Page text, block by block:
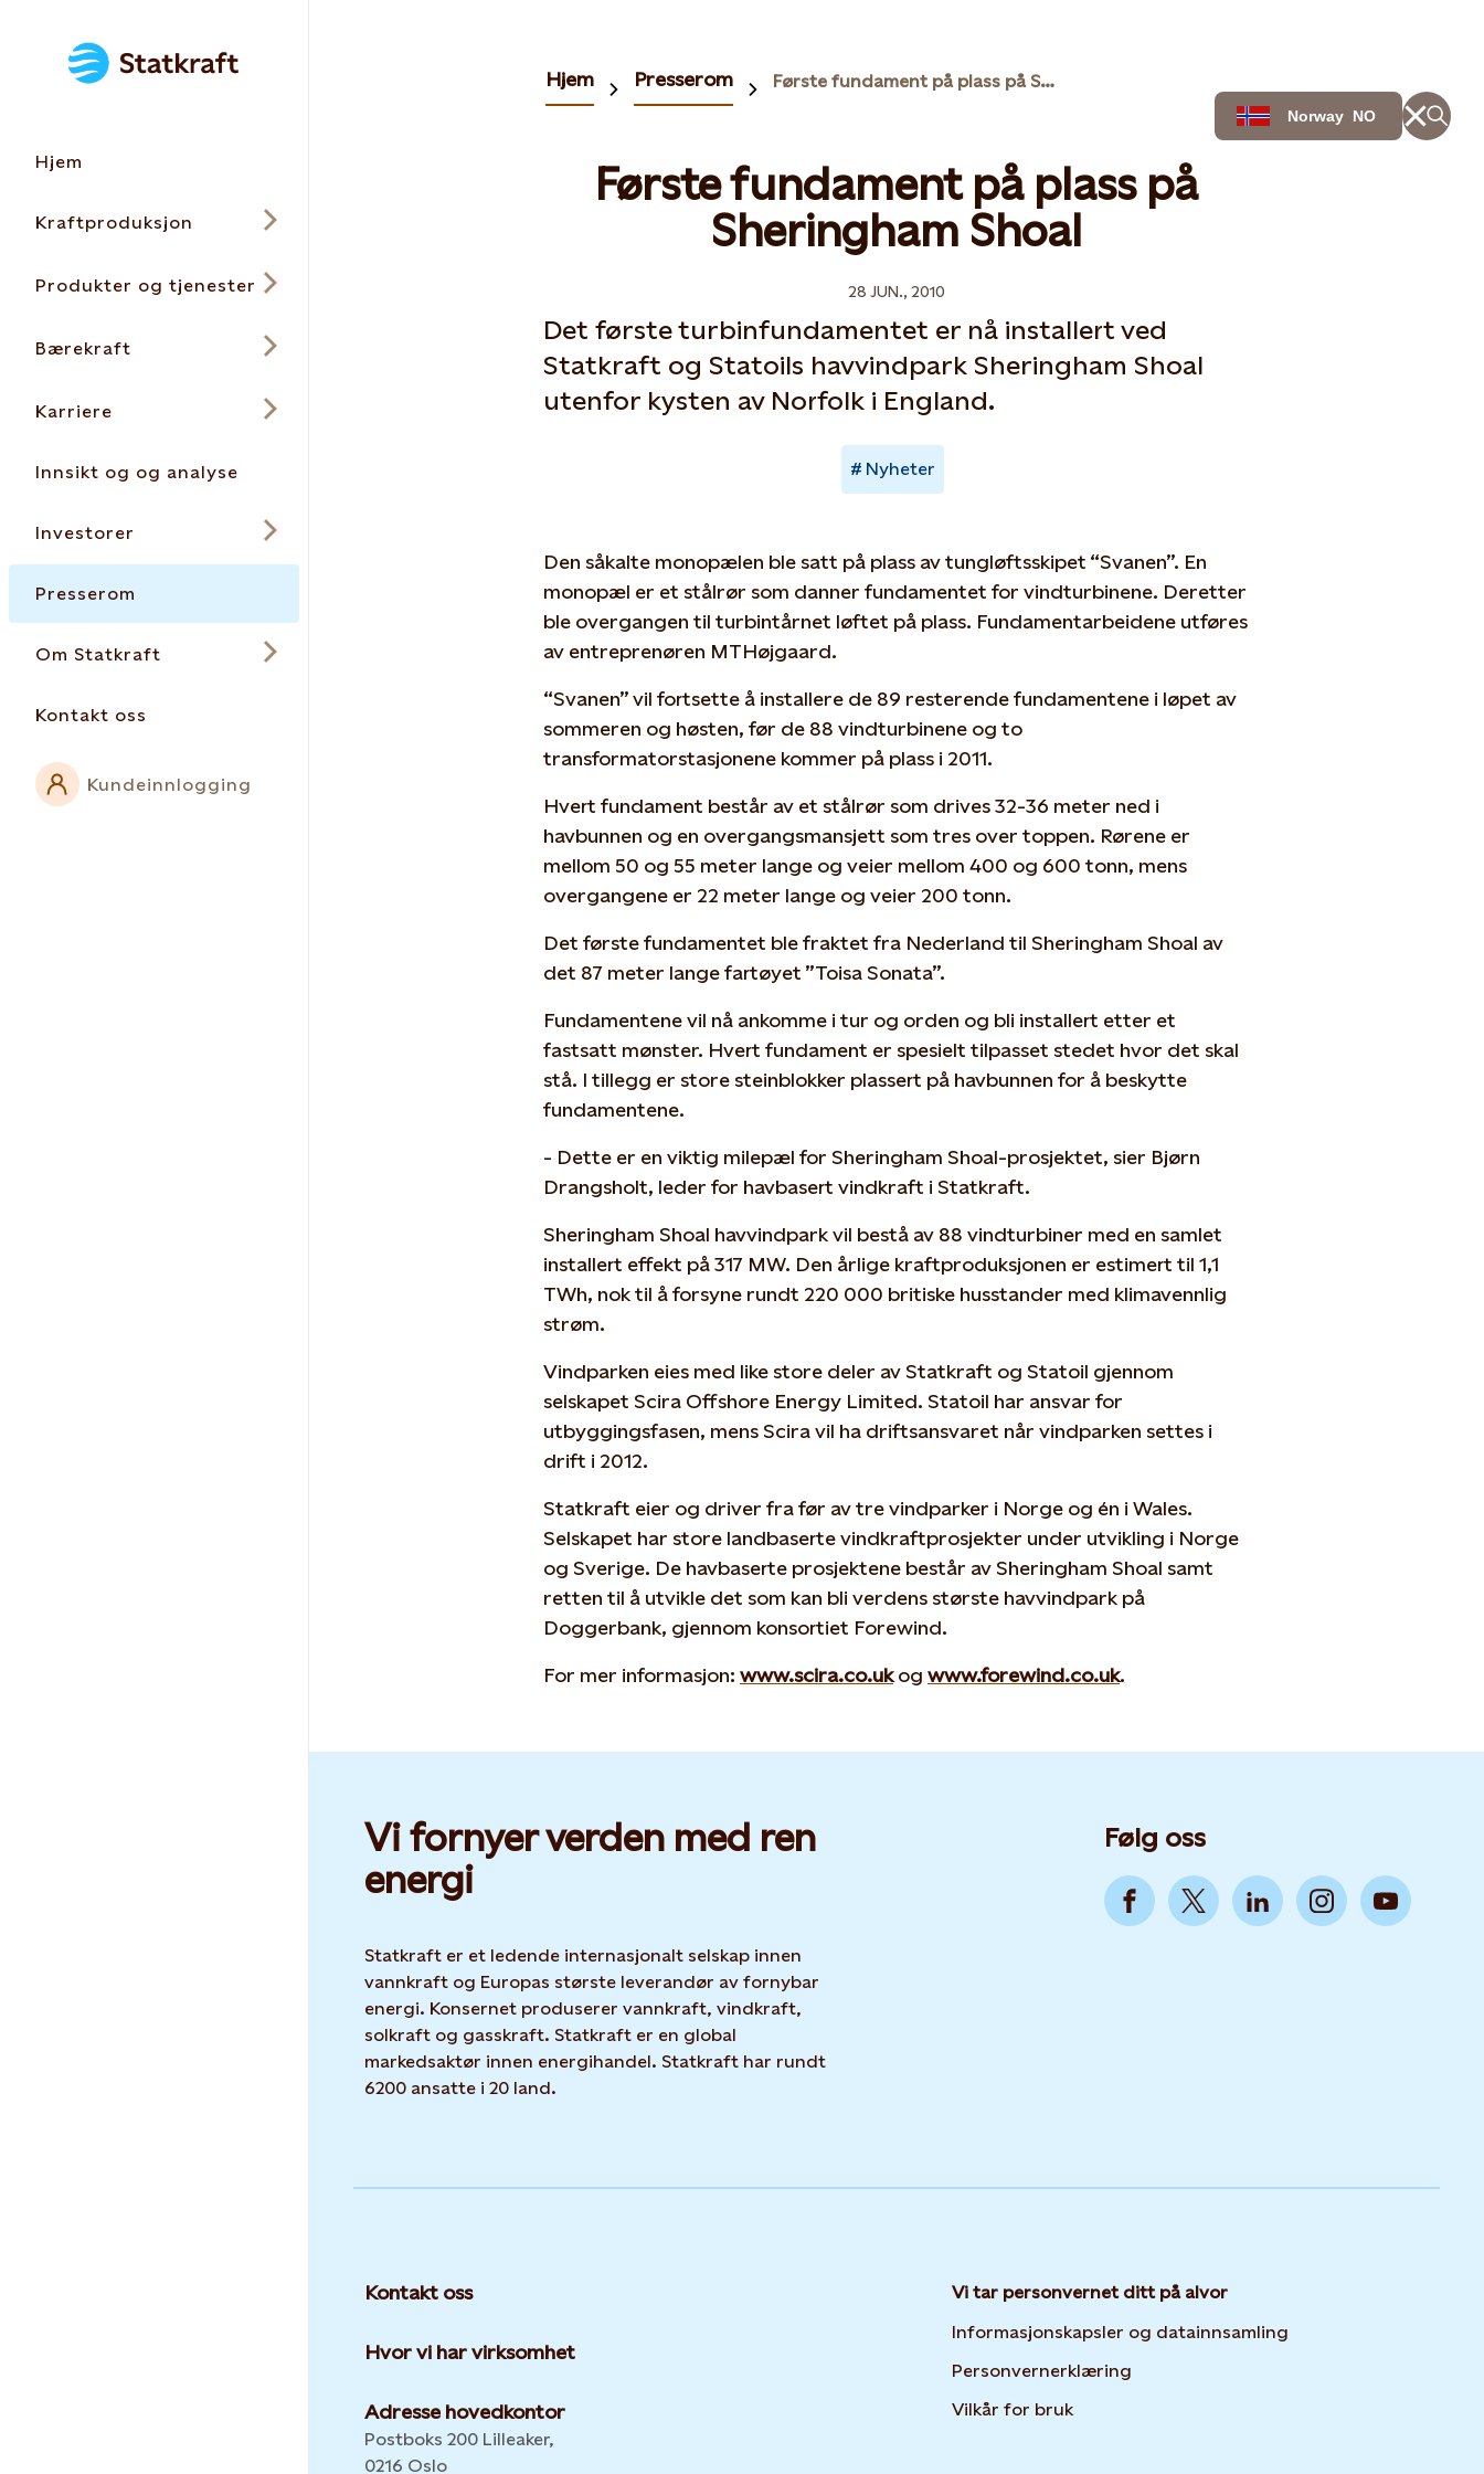
Hjem
Kraftproduksjon
Produkter og tjenester
Bærekraft
Karriere
Innsikt og og analyse
Investorer
Presserom
Om Statkraft
Kontakt oss
Kundeinnlogging
Norway NO
Hjem Presserom Første fundament på plass på Sheringham Shoal
Første fundament på plass på
Sheringham Shoal
28 JUN., 2010
Det første turbinfundamentet er nå installert ved
Statkraft og Statoils havvindpark Sheringham Shoal
utenfor kysten av Norfolk i England.
Nyheter
Den såkalte monopælen ble satt på plass av tungløftsskipet “Svanen”. En
monopæl er et stålrør som danner fundamentet for vindturbinene. Deretter
ble overgangen til turbintårnet løftet på plass. Fundamentarbeidene utføres
av entreprenøren MTHøjgaard.
“Svanen” vil fortsette å installere de 89 resterende fundamentene i løpet av
sommeren og høsten, før de 88 vindturbinene og to
transformatorstasjonene kommer på plass i 2011.
Hvert fundament består av et stålrør som drives 32-36 meter ned i
havbunnen og en overgangsmansjett som tres over toppen. Rørene er
mellom 50 og 55 meter lange og veier mellom 400 og 600 tonn, mens
overgangene er 22 meter lange og veier 200 tonn.
Det første fundamentet ble fraktet fra Nederland til Sheringham Shoal av
det 87 meter lange fartøyet ”Toisa Sonata”.
Fundamentene vil nå ankomme i tur og orden og bli installert etter et
fastsatt mønster. Hvert fundament er spesielt tilpasset stedet hvor det skal
stå. I tillegg er store steinblokker plassert på havbunnen for å beskytte
fundamentene.
- Dette er en viktig milepæl for Sheringham Shoal-prosjektet, sier Bjørn
Drangsholt, leder for havbasert vindkraft i Statkraft.
Sheringham Shoal havvindpark vil bestå av 88 vindturbiner med en samlet
installert effekt på 317 MW. Den årlige kraftproduksjonen er estimert til 1,1
TWh, nok til å forsyne rundt 220 000 britiske husstander med klimavennlig
strøm.
Vindparken eies med like store deler av Statkraft og Statoil gjennom
selskapet Scira Offshore Energy Limited. Statoil har ansvar for
utbyggingsfasen, mens Scira vil ha driftsansvaret når vindparken settes i
drift i 2012.
Statkraft eier og driver fra før av tre vindparker i Norge og én i Wales.
Selskapet har store landbaserte vindkraftprosjekter under utvikling i Norge
og Sverige. De havbaserte prosjektene består av Sheringham Shoal samt
retten til å utvikle det som kan bli verdens største havvindpark på
Doggerbank, gjennom konsortiet Forewind.
For mer informasjon: www.scira.co.ukog www.forewind.co.uk.
Vi fornyer verden med ren
energi
Statkraft er et ledende internasjonalt selskap innen
vannkraft og Europas største leverandør av fornybar
energi. Konsernet produserer vannkraft, vindkraft,
solkraft og gasskraft. Statkraft er en global
markedsaktør innen energihandel. Statkraft har rundt
6200 ansatte i 20 land.
Følg oss
Kontakt oss
Hvor vi har virksomhet
Adresse hovedkontor
Postboks 200 Lilleaker,
0216 Oslo
Vi tar personvernet ditt på alvor
Informasjonskapsler og datainnsamling
Personvernerklæring
Vilkår for bruk